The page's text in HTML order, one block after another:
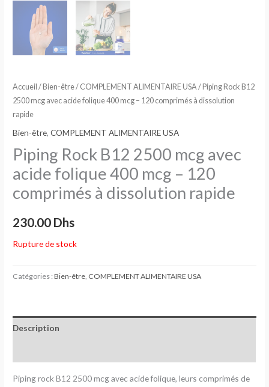
Accueil / Bien-être/ COMPLEMENT ALIMENTAIRE USA / Piping Rock B12
2500 mcg avec acide folique 400 mcg – 120 comprimés à dissolution
rapide
Bien-être,COMPLEMENT ALIMENTAIRE USA
Piping Rock B12 2500 mcg avec
acide folique 400 mcg – 120
comprimés à dissolution rapide
230.00 Dhs
Rupture de stock
Catégories :Bien-être COMPLEMENT ALIMENTAIRE USA
Description
Piping rock B12 2500 mcg avec acide folique, leurs comprimés de